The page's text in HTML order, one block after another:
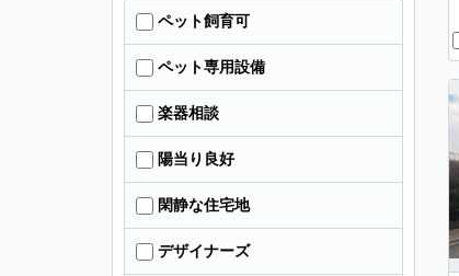
ペット飼育可
ペット専用設備
楽器相談
陽当り良好
閑静な住宅地
デザイナーズ